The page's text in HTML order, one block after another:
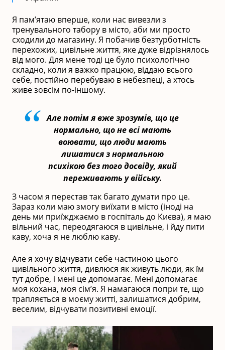
Я пам’ятаю вперше, коли нас вивезли з
тренувального табору в місто, аби ми просто
сходили до магазину. Я побачив безтурботність
перехожих, цивільне життя, яке дуже відрізнялось
від мого. Для мене тоді це було психологічно
складно, коли я важко працюю, віддаю всього
себе, постійно перебуваю в небезпеці, а хтось
живе зовсім по-іншому.
Але потім я вже зрозумів, що це
нормально, що не всі мають
воювати, що люди мають
лишатися з нормальною
психікою без того досвіду, який
переживають у війську.
З часом я перестав так багато думати про це.
Зараз коли маю змогу виїхати в місто (іноді на
день ми приїжджаємо в госпіталь до Києва), я маю
вільний час, переодягаюся в цивільне, і йду пити
каву, хоча я не люблю каву.
Але я хочу відчувати себе частиною цього
цивільного життя, дивлюся як живуть люди, як їм
тут добре, і мені це допомагає. Мені допомагає
моя кохана, моя сім’я. Я намагаюся попри те, що
трапляється в моєму житті, залишатися добрим,
веселим, відчувати позитивні емоції.